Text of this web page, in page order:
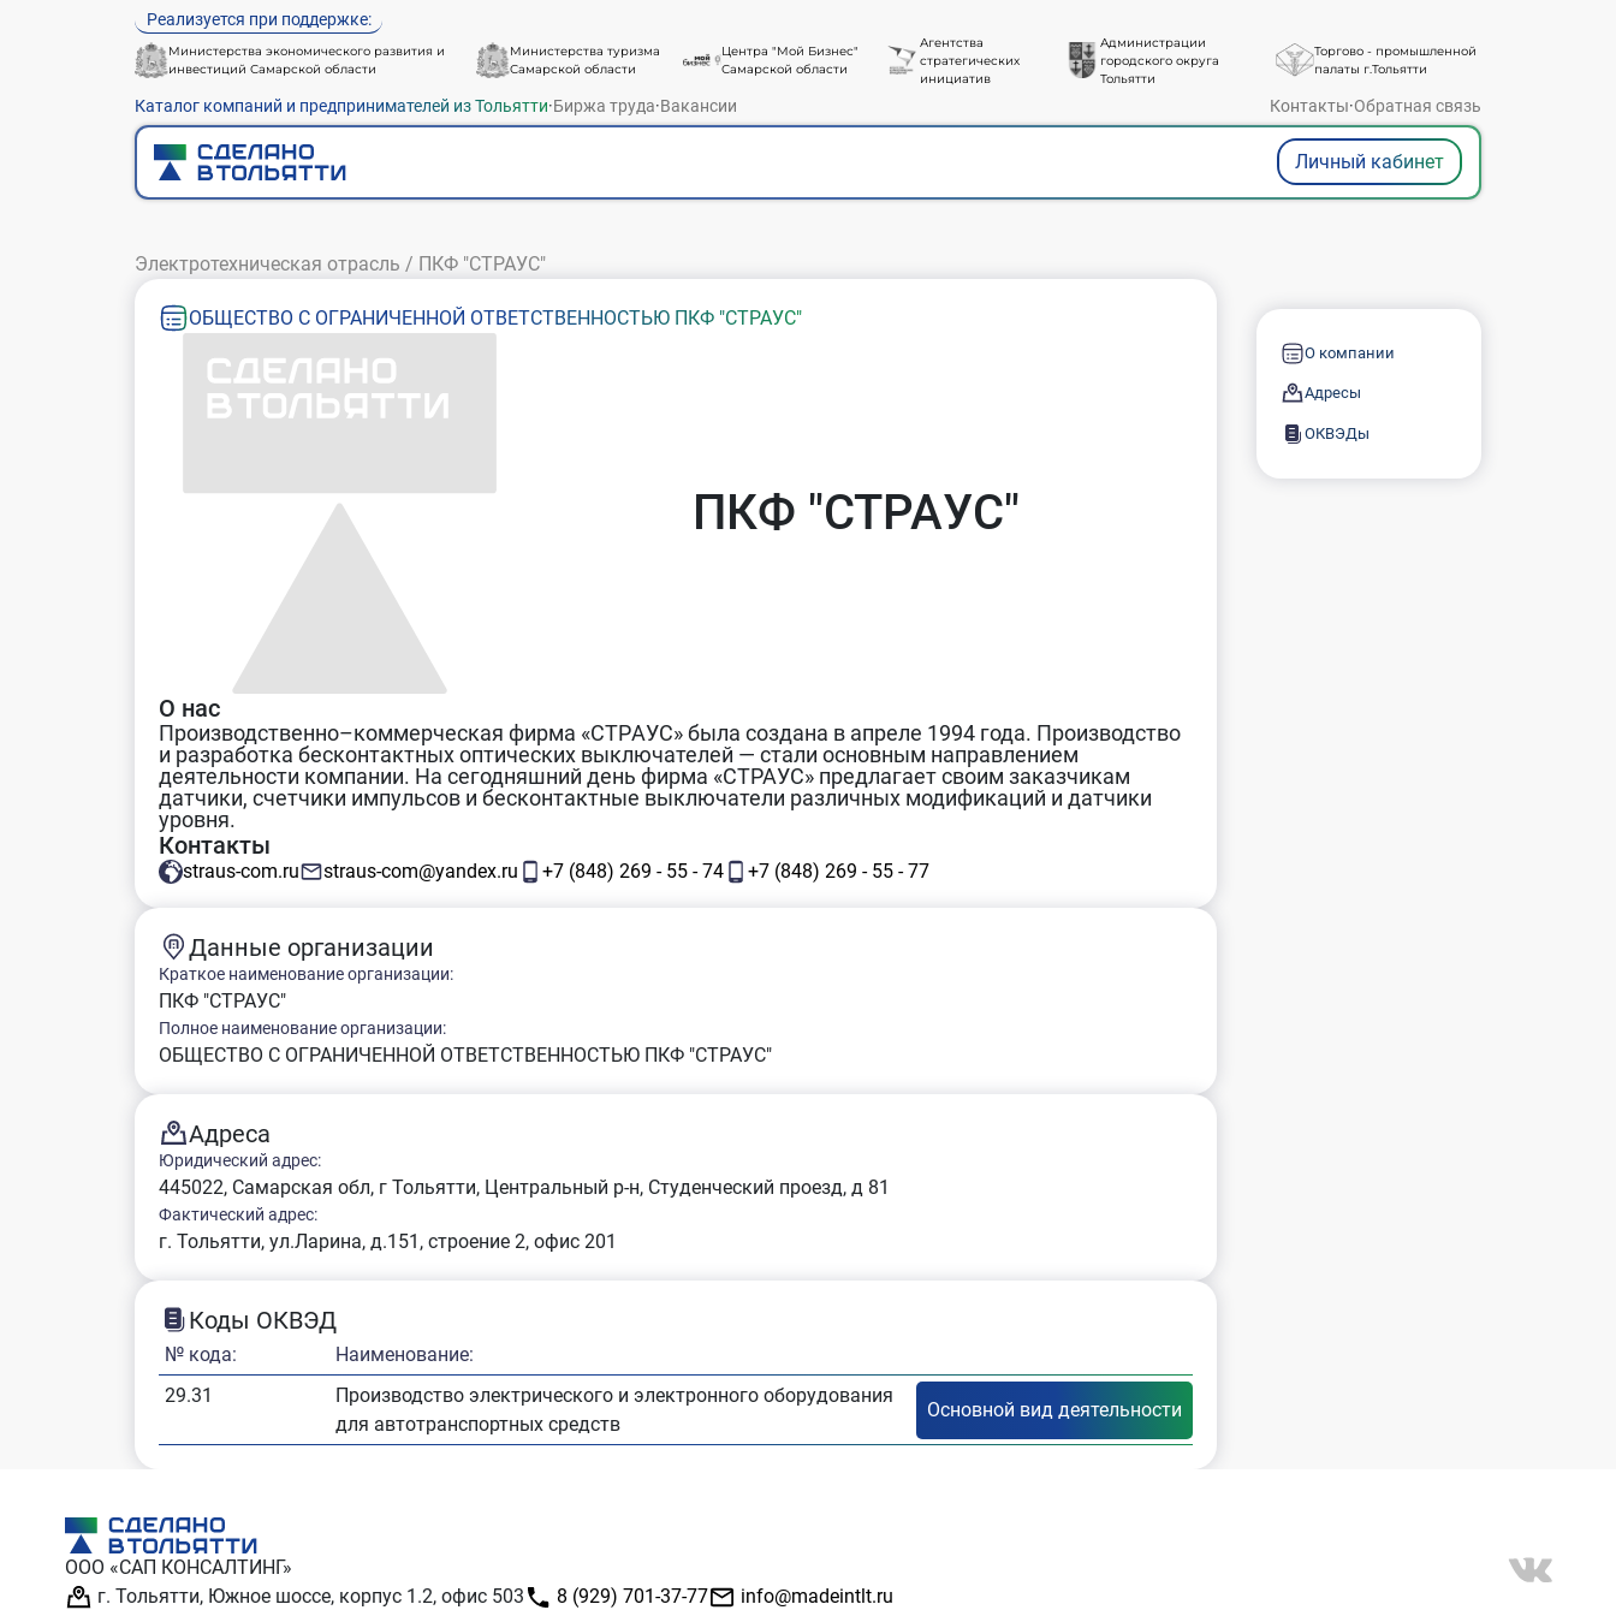
Реализуется при поддержке:
Министерства экономического развития и
инвестиций Самарской области
Министерства туризма
Самарской области
Центра "Мой Бизнес"
Самарской области
Агентства
стратегических
инициатив
Администрации
городского округа
Тольятти
Торгово - промышленной
палаты г.Тольятти
Каталог компаний и предпринимателей из Тольятти·Биржа труда·Вакансии Контакты·Обратная связь
Личный кабинет
Электротехническая отрасль / ПКФ "СТРАУС"
ОБЩЕСТВО С ОГРАНИЧЕННОЙ ОТВЕТСТВЕННОСТЬЮ ПКФ "СТРАУС"
ПКФ "СТРАУС"
О нас
Производственно–коммерческая фирма «CТРAУС» была создана в апреле 1994 года. Производство
и разработка бесконтактных оптических выключателей — стали основным направлением
деятельности компании. На сегодняшний день фирма «СТРАУС» предлагает своим заказчикам
датчики, счетчики импульсов и бесконтактные выключатели различных модификаций и датчики
уровня.
Контакты
straus-com.ru straus-com@yandex.ru +7 (848) 269 - 55 - 74 +7 (848) 269 - 55 - 77
Данные организации
Краткое наименование организации:
ПКФ "СТРАУС"
Полное наименование организации:
ОБЩЕСТВО С ОГРАНИЧЕННОЙ ОТВЕТСТВЕННОСТЬЮ ПКФ "СТРАУС"
Адреса
Юридический адрес:
445022, Самарская обл, г Тольятти, Центральный р-н, Студенческий проезд, д 81
Фактический адрес:
г. Тольятти, ул.Ларина, д.151, строение 2, офис 201
Коды ОКВЭД
№ кода:
Наименование:
29.31
Производство электрического и электронного оборудования
для автотранспортных средств
О компании
Адресы
ОКВЭДы
ООО «САП КОНСАЛТИНГ»
г. Тольятти, Южное шоссе, корпус 1.2, офис 503
8 (929) 701-37-77
info@madeintlt.ru